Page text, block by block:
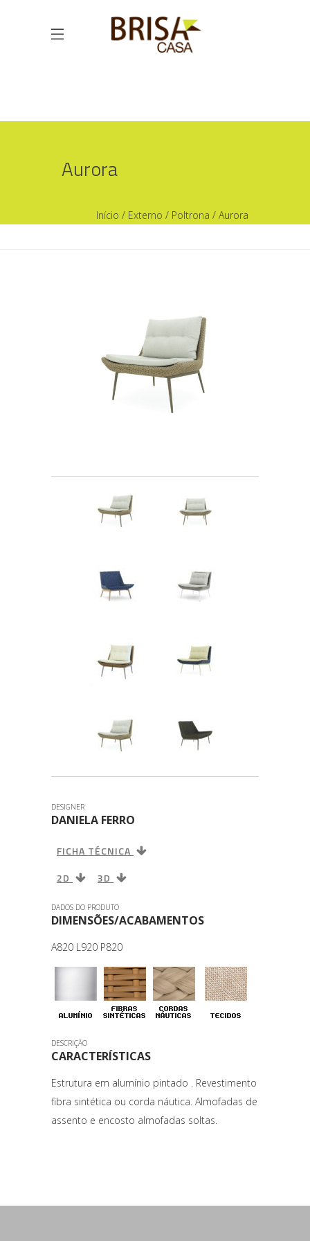
Aurora
Início / Externo / Poltrona / Aurora
DESIGNER
DANIELA FERRO
FICHA TÉCNICA
2D
3D
DADOS DO PRODUTO
DIMENSÕES/ACABAMENTOS
A820 L920 P820
DESCRIÇÃO
CARACTERÍSTICAS
Estrutura em alumínio pintado . Revestimento
fibra sintética ou corda náutica. Almofadas de
assento e encosto almofadas soltas.